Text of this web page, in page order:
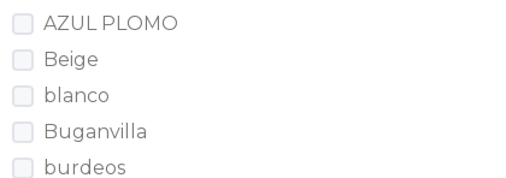
AZUL PLOMO
Beige
blanco
Buganvilla
burdeos